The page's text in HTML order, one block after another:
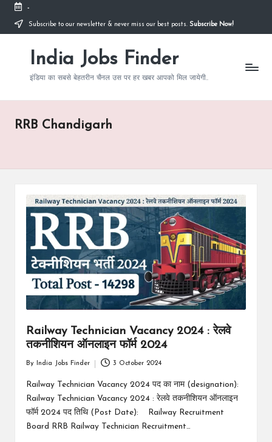
Skip
-
Subscribe to our newsletter & never miss our best posts. Subscribe Now!
India Jobs Finder
इंडिया का सबसे बेहतरीन चैनल उस पर हर खबर आपको मिल जायेगी..
RRB Chandigarh
Railway Technician Vacancy 2024 : रेलवे
तकनीशियन ऑनलाइन फॉर्म 2024
by
By India Jobs Finder 3 October 2024
Railway Technician Vacancy 2024 पद का नाम (designation):
Railway Technician Vacancy 2024 : रेलवे तकनीशियन ऑनलाइन
फॉर्म 2024 पद तिथि (Post Date): Railway Recruitment
Board RRB Railway Technician Recruitment…